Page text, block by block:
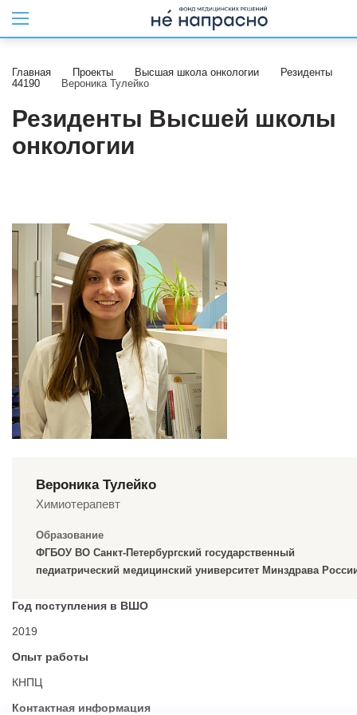
Главная Проекты Высшая школа онкологии
Резиденты
44190
Вероника Тулейко
Резиденты Высшей школы
онкологии
Вероника Тулейко
Химиотерапевт
Образование
ФГБОУ ВО Санкт-Петербургский государственный
педиатрический медицинский университет Минздрава
Год поступления в ВШО
2019
Опыт работы
КНПЦ
Контактная информация